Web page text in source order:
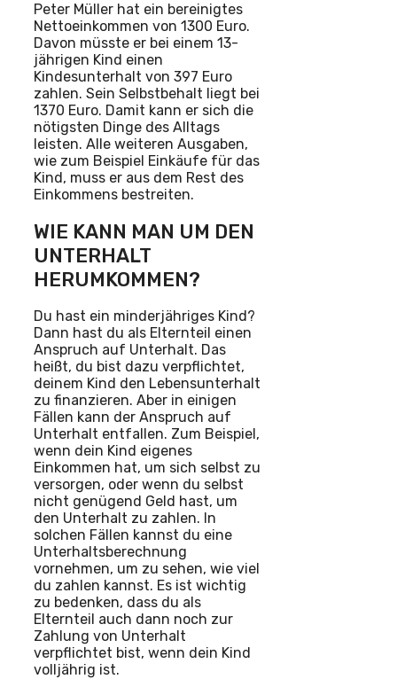
Peter Müller hat ein bereinigtes
Nettoeinkommen von 1300 Euro.
Davon müsste er bei einem 13-
jährigen Kind einen
Kindesunterhalt von 397 Euro
zahlen. Sein Selbstbehalt liegt bei
1370 Euro. Damit kann er sich die
nötigsten Dinge des Alltags
leisten. Alle weiteren Ausgaben,
wie zum Beispiel Einkäufe für das
Kind, muss er aus dem Rest des
Einkommens bestreiten.
WIE KANN MAN UM DEN
UNTERHALT
HERUMKOMMEN?
Du hast ein minderjähriges Kind?
Dann hast du als Elternteil einen
Anspruch auf Unterhalt. Das
heißt, du bist dazu verpflichtet,
deinem Kind den Lebensunterhalt
zu finanzieren. Aber in einigen
Fällen kann der Anspruch auf
Unterhalt entfallen. Zum Beispiel,
wenn dein Kind eigenes
Einkommen hat, um sich selbst zu
versorgen, oder wenn du selbst
nicht genügend Geld hast, um
den Unterhalt zu zahlen. In
solchen Fällen kannst du eine
Unterhaltsberechnung
vornehmen, um zu sehen, wie viel
du zahlen kannst. Es ist wichtig
zu bedenken, dass du als
Elternteil auch dann noch zur
Zahlung von Unterhalt
verpflichtet bist, wenn dein Kind
volljährig ist.